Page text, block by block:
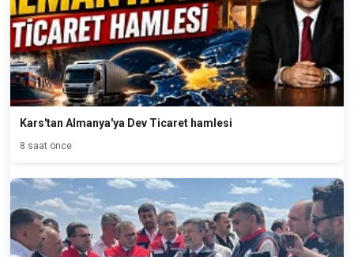
Kars'tan Almanya'ya Dev Ticaret hamlesi
8 saat önce